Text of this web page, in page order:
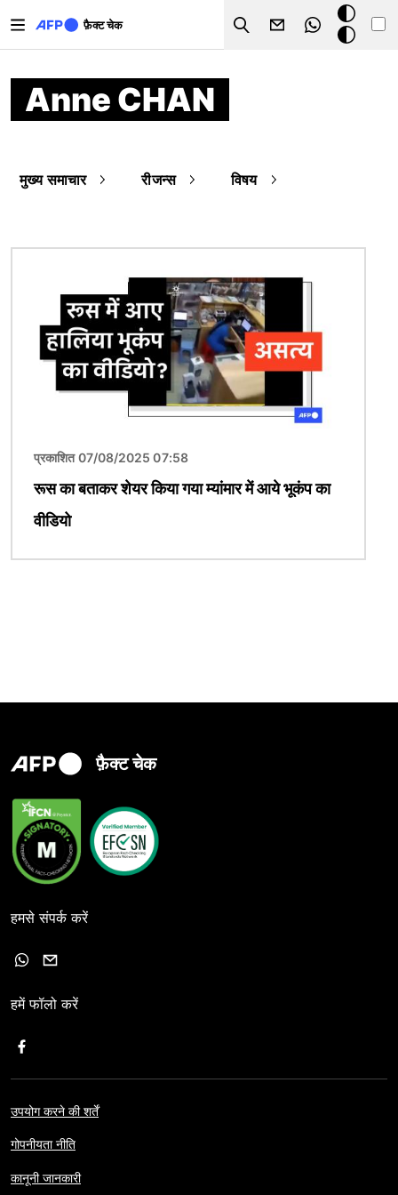
फ़ैक्ट चेक
Search
डार्क
मोड
Anne CHAN
मुख्य समाचार रीजन्स विषय
प्रकाशित 07/08/2025 07:58
रूस का बताकर शेयर किया गया म्यांमार में आये भूकंप का
वीडियो
फ़ैक्ट चेक
हमसे संपर्क करें
हमें फॉलो करें
उपयोग करने की शर्तें
गोपनीयता नीति
कानूनी जानकारी